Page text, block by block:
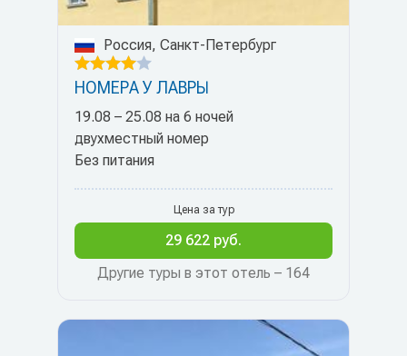
Россия, Санкт-Петербург
НОМЕРА У ЛАВРЫ
19.08 – 25.08 на 6 ночей
двухместный номер
Без питания
Другие туры в этот отель – 164
Цена за тур
29 622 руб.